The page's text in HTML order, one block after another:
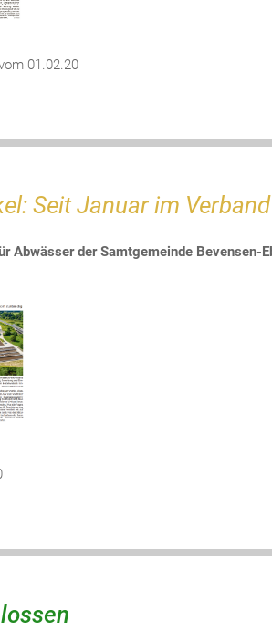
01.02.20
Seit Januar im Verband
Abwässer der Samtgemeinde Bevensen-